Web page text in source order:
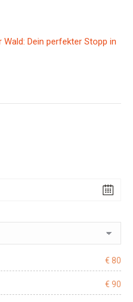
Dein perfekter Stopp in
€ 80
€ 90